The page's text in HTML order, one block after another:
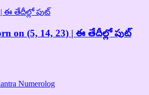
on (5, 14, 23) | ఈ తేదీల్లో పుట్